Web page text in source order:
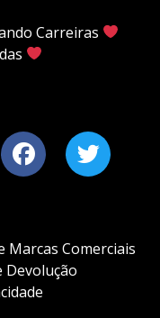
Carreiras
Marcas Comerciais
Devolução